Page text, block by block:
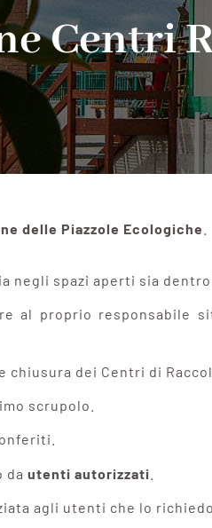
Centri
delle Piazzole Ecologiche
negli spazi aperti sia
al proprio responsabile
chiusura dei Centri di
scrupolo.
dautenti autorizzati
agli utenti che lo